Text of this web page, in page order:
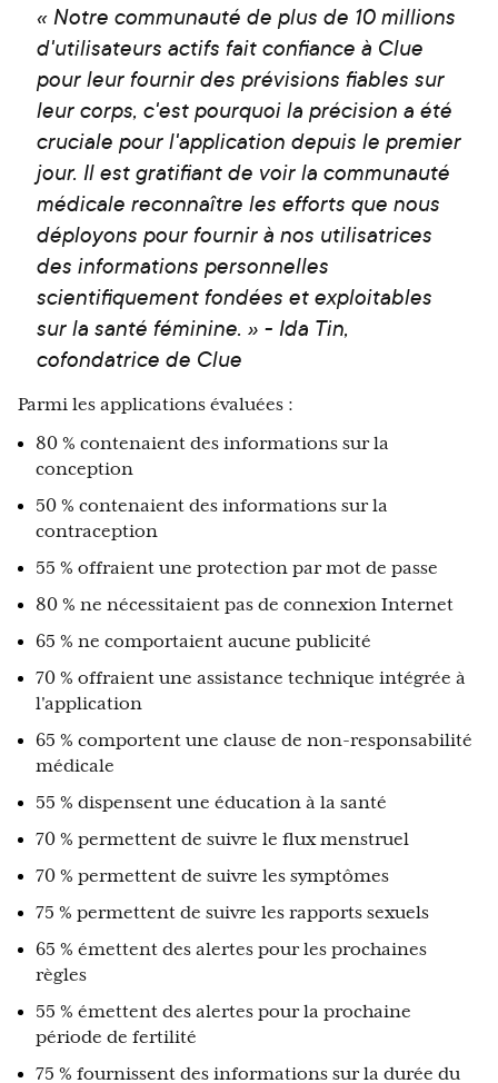
« Notre communauté de plus de 10 millions
d'utilisateurs actifs fait confiance à Clue
pour leur fournir des prévisions fiables sur
leur corps, c'est pourquoi la précision a été
cruciale pour l'application depuis le premier
jour. Il est gratifiant de voir la communauté
médicale reconnaître les efforts que nous
déployons pour fournir à nos utilisatrices
des informations personnelles
scientifiquement fondées et exploitables
sur la santé féminine. » - Ida Tin,
cofondatrice de Clue
Parmi les applications évaluées :
80 % contenaient des informations sur la
conception
50 % contenaient des informations sur la
contraception
55 % offraient une protection par mot de passe
80 % ne nécessitaient pas de connexion Internet
65 % ne comportaient aucune publicité
70 % offraient une assistance technique intégrée à
l'application
65 % comportent une clause de non-responsabilité
médicale
55 % dispensent une éducation à la santé
70 % permettent de suivre le flux menstruel
70 % permettent de suivre les symptômes
75 % permettent de suivre les rapports sexuels
65 % émettent des alertes pour les prochaines
règles
55 % émettent des alertes pour la prochaine
période de fertilité
75 % fournissent des informations sur la durée du